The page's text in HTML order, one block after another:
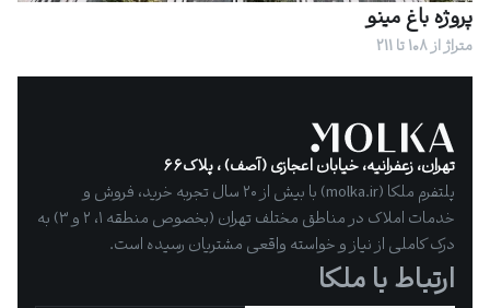
پروژه باغ مینو
متراژ از 108 تا 211
تهران، زعفرانیه، خیابان اعجازی (آصف) ، پلاک۶۶
پلتفرم ملکا (molka.ir) با بیش از ۲۰ سال تجربه خرید، فروش و
خدمات املاک در مناطق مختلف تهران (بخصوص منطقه ۱، ۲ و ۳) به
درک کاملی از نیاز و خواسته واقعی مشتریان رسیده است.
ارتباط با ملکا